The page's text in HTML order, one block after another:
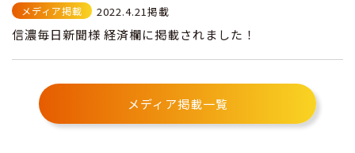
メディア掲載 2022.4.21掲載
信濃毎日新聞様 経済欄に掲載されました！
メディア掲載一覧